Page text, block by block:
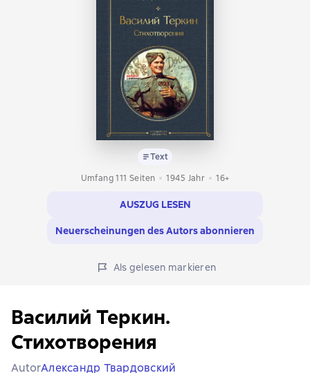
Text
Umfang 111 Seiten
1945 Jahr 16+
AUSZUG LESEN
Neuerscheinungen des Autors abonnieren
Als gelesen markieren
Василий Теркин.
Стихотворения
AutorАлександр Твардовский